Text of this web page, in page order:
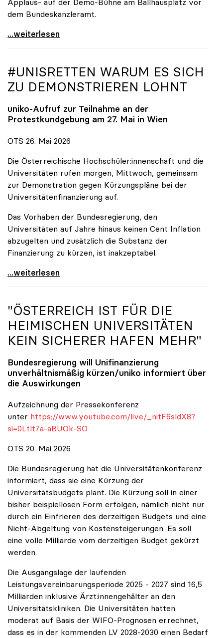
Applaus- auf der Demo-Bühne am Ballhausplatz vor
dem Bundeskanzleramt.
\"Wir nehmen es nicht hin\": Rede von
...weiterlesen
#UNISRETTEN WARUM ES SICH
ZU DEMONSTRIEREN LOHNT
uniko-Aufruf zur Teilnahme an der
Protestkundgebung am 27. Mai in Wien
OTS 26. Mai 2026
Die Österreichische Hochschüler:innenschaft und die
Universitäten rufen morgen, Mittwoch, gemeinsam
zur Demonstration gegen Kürzungspläne bei der
Universitätenfinanzierung auf.
Das Vorhaben der Bundesregierung, den
Universitäten auf Jahre hinaus keinen Cent Inflation
abzugelten und zusätzlich die Substanz der
Finanzierung zu kürzen, ist inakzeptabel.
#UnisRetten Warum es sich zu demonstrieren lohnt
...weiterlesen
"ÖSTERREICH IST FÜR DIE
HEIMISCHEN UNIVERSITÄTEN
KEIN SICHERER HAFEN MEHR"
Bundesregierung will Unifinanzierung
unverhältnismäßig kürzen/uniko informiert über
die Auswirkungen
Aufzeichnung der Pressekonferenz
unter https://www.youtube.com/live/_nitF6sldX8?
si=0Ltlt7a-aBUOk-SO
OTS 20. Mai 2026
Die Bundesregierung hat die Universitätenkonferenz
informiert, dass sie eine Kürzung der
Universitätsbudgets plant. Die Kürzung soll in einer
bisher beispiellosen Form erfolgen, nämlich nicht nur
durch ein Einfrieren des derzeitigen Budgets und eine
Nicht-Abgeltung von Kostensteigerungen. Es soll
eine volle Milliarde vom derzeitigen Budget gekürzt
werden.
Die Ausgangslage der laufenden
Leistungsvereinbarungsperiode 2025 - 2027 sind 16,5
Milliarden inklusive Ärzt:innengehälter an den
Universitätskliniken. Die Universitäten hatten
moderat auf Basis der WIFO-Prognosen errechnet,
dass es in der kommenden LV 2028-2030 einen Bedarf